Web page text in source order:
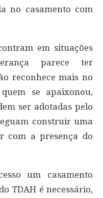
no casamento com
em situações
parece ter
reconhece mais no
se apaixonou,
ser adotadas pelo
construir uma
com a presença do
um casamento
TDAH é necessário,